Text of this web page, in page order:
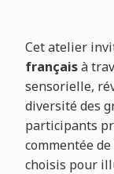
Cet atelier
françaisà
sensorielle,
diversité des
participants
commentée
choisis pour